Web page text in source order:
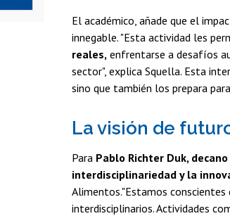
El académico, añade que el
innegable. "Esta actividad les
reales, enfrentarse a desafíos
sector", explica Squella. Esta
sino que también los prepara
La visión de
Para Pablo Richter Duk,
interdisciplinariedad y la
Alimentos."Estamos
interdisciplinarios. Actividades